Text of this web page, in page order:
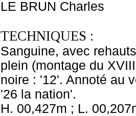
LE BRUN Charles
TECHNIQUES :
Sanguine, avec
plein (montage du
noire : '12'. Annoté au
'26 la nation'.
H. 00,427m ; L.